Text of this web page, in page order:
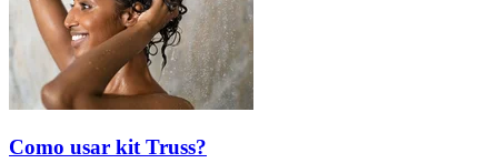
Como usar kit Truss?